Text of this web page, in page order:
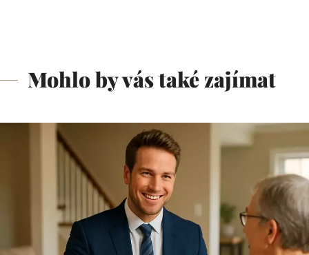
Mohlo by vás také zajímat